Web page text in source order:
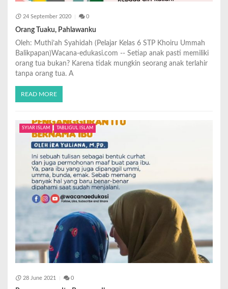
24 September 2020 0
Orang Tuaku, Pahlawanku
Oleh: Muthi’ah Syahidah (Pelajar Kelas 6 STP Khoiru Ummah
Balikpapan)Wacana-edukasi.com -- Setiap anak pasti memiliki
orang tua bukan? Karena tidak mungkin seorang anak terlahir
tanpa orang tua. A
READ MORE
SYIAR ISLAM TABLIGUL ISLAM
28 June 2021 0